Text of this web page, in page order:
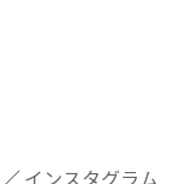
／ インスタグラム